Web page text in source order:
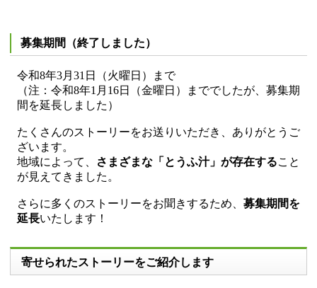
募集期間（終了しました）
令和8年3月31日（火曜日）まで
（注：令和8年1月16日（金曜日）まででしたが、募集期
間を延長しました）
たくさんのストーリーをお送りいただき、ありがとうご
ざいます。
地域によって、
さまざまな「とうふ汁」が存在すること
が見えてきました。
さらに多くのストーリーをお聞きするため、 募集期間を
延長いたします！
寄せられたストーリーをご紹介します